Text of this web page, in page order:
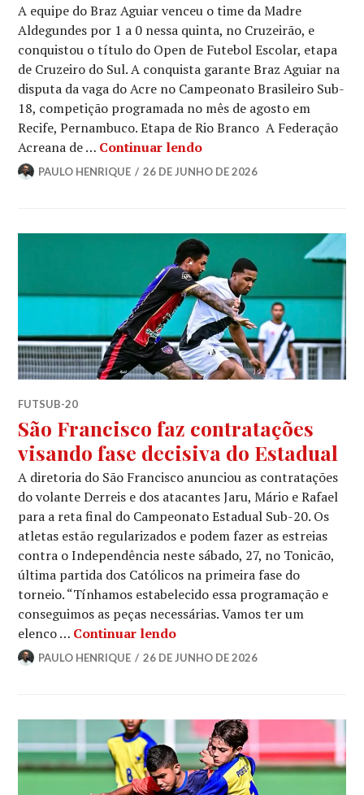
A equipe do Braz Aguiar venceu o time da Madre
Aldegundes por 1 a 0 nessa quinta, no Cruzeirão, e
conquistou o título do Open de Futebol Escolar, etapa
de Cruzeiro do Sul. A conquista garante Braz Aguiar na
disputa da vaga do Acre no Campeonato Brasileiro Sub-
18, competição programada no mês de agosto em
Recife, Pernambuco. Etapa de Rio Branco A Federação
Acreana de … Continuar lendo
PAULO HENRIQUE 26 DE JUNHO DE 2026
FUTSUB-20
São Francisco faz contratações
visando fase decisiva do Estadual
A diretoria do São Francisco anunciou as contratações
do volante Derreis e dos atacantes Jaru, Mário e Rafael
para a reta final do Campeonato Estadual Sub-20. Os
atletas estão regularizados e podem fazer as estreias
contra o Independência neste sábado, 27, no Tonicão,
última partida dos Católicos na primeira fase do
torneio. “Tínhamos estabelecido essa programação e
conseguimos as peças necessárias. Vamos ter um
elenco … Continuar lendo
PAULO HENRIQUE 26 DE JUNHO DE 2026